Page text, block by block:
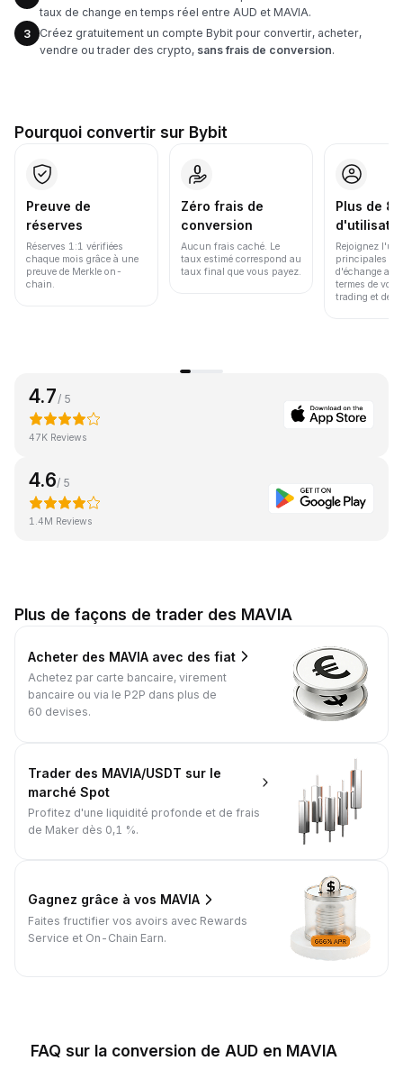
taux de change en temps réel entre AUD et MAVIA.
3
Créez gratuitement un compte Bybit pour convertir, acheter,
vendre ou trader des crypto, sans frais de conversion.
Pourquoi convertir sur Bybit
Preuve de
réserves
Réserves 1:1 vérifiées
chaque mois grâce à une
preuve de Merkle on-
chain.
Zéro frais de
conversion
Aucun frais caché. Le
taux estimé correspond au
taux final que vous payez.
Plus de
Rejoignez
principales
d'échange au
termes de
trading et de
4.7 / 5
47K Reviews
4.6/ 5
1.4M Reviews
Plus de façons de trader des MAVIA
Acheter des MAVIA avec des fiat
Achetez par carte bancaire, virement
bancaire ou via le P2P dans plus de
60 devises.
Trader des MAVIA/USDT sur le
marché Spot
Profitez d'une liquidité profonde et de frais
de Maker dès 0,1 %.
Gagnez grâce à vos MAVIA
Faites fructifier vos avoirs avec Rewards
Service et On-Chain Earn.
FAQ sur la conversion de AUD en MAVIA